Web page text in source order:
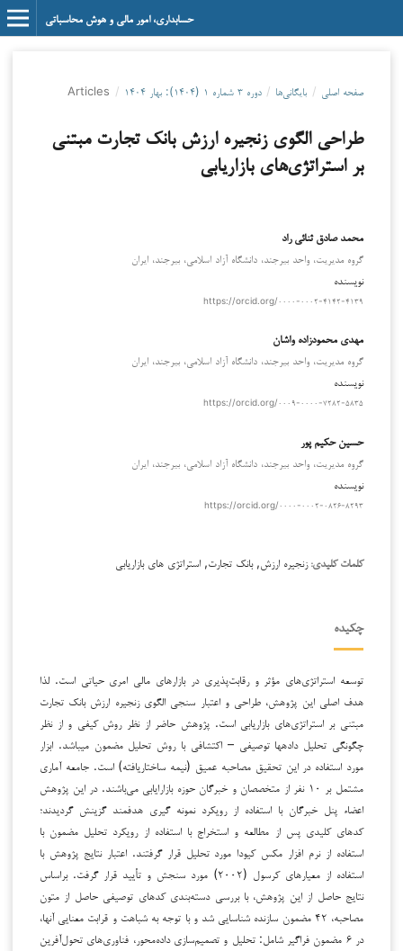
حسابداری، امور مالی و هوش محاسباتی
صفحه اصلی / بایگانی‌ها / دوره ۳ شماره ۱ (۱۴۰۴): بهار ۱۴۰۴ /
Articles
طراحی الگوی زنجیره ارزش بانک تجارت مبتنی
بر استراتژی‌های بازاریابی
محمد صادق ثنائی راد
گروه مدیریت، واحد بیرجند، دانشگاه آزاد اسلامی، بیرجند، ایران
نویسنده
https://orcid.org/۰۰۰۰-۰۰۰۲-۴۱۴۲-۴۱۳۹
مهدی محمودزاده واشان
گروه مدیریت، واحد بیرجند، دانشگاه آزاد اسلامی، بیرجند، ایران
نویسنده
https://orcid.org/۰۰۰۹-۰۰۰۰-۷۲۸۲-۵۸۳۵
حسین حکیم پور
گروه مدیریت، واحد بیرجند، دانشگاه آزاد اسلامی، بیرجند، ایران
نویسنده
https://orcid.org/۰۰۰۰-۰۰۰۲-۰۸۲۶-۸۲۹۳
کلمات کلیدی:زنجیره ارزش, بانک تجارت, استراتژی های بازاریابی
چکیده
توسعه استراتژی‌های مؤثر و رقابت‌پذیری در بازارهای مالی امری حیاتی است. لذا
هدف اصلی این پژوهش، طراحی و اعتبار سنجی الگوی زنجیره ارزش بانک تجارت
مبتنی بر استراتژی‌های بازاریابی است. پژوهش حاضر از نظر روش کیفی و از نظر
چگونگی تحلیل داده­ها توصیفی – اکتشافی با روش تحلیل مضمون می­باشد. ابزار
مورد استفاده در این تحقیق مصاحبه عمیق (نیمه ساختاریافته) است. جامعه آماری
مشتمل بر ۱۰ نفر از متخصصان و خبرگان حوزه بازارایابی می‌باشند. در این پژوهش
اعضاء پنل خبرگان با استفاده از رویکرد نمونه گیری هدفمند گزینش گردیدند؛
کدهای کلیدی پس از مطالعه و استخراج با استفاده از رویکرد تحلیل مضمون با
استفاده از نرم افزار مکس کیودا مورد تحلیل قرار گرفتند. اعتبار نتایج پژوهش با
استفاده از معیارهای کرسول (۲۰۰۲) مورد سنجش و تأیید قرار گرفت. براساس
نتایج حاصل از این پژوهش، با بررسی دسته‌بندی کدهای توصیفی حاصل از متون
مصاحبه، ۴۲ مضمون سازنده شناسایی شد و با توجه به شباهت و قرابت معنایی آنها،
در ۶ مضمون فراگیر شامل: تحلیل و تصمیم‌سازی داده‌محور، فناوری‌های تحول‌آفرین